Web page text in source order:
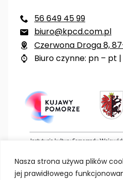
Nasza strona używa plików
jej prawidłowego
 56 649 45 99
 biuro@kpcd.com.pl
 Czerwona Droga 8,
 Biuro czynne: pn – pt |